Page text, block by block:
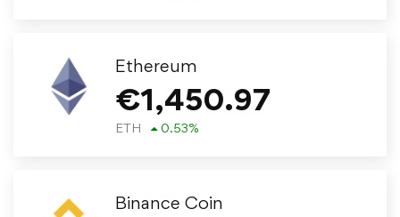
Ethereum
€1,450.97
ETH 0.53%
Binance Coin